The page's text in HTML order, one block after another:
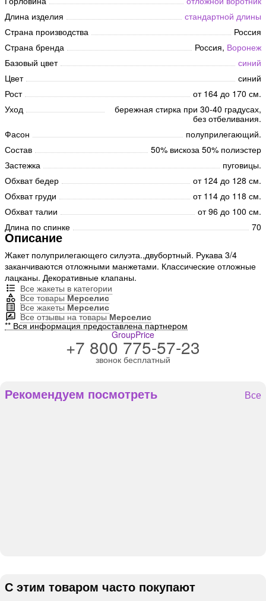
Длина изделия
стандартной длины
Страна производства
Россия
Страна бренда
Россия, Воронеж
Базовый цвет
синий
Цвет
синий
Рост
от 164 до 170 см.
Уход
бережная стирка при 30-40 градусах,
без отбеливания.
Фасон
полуприлегающий.
Состав
50% вискоза 50% полиэстер
Застежка
пуговицы.
Обхват бедер
от 124 до 128 см.
Обхват груди
от 114 до 118 см.
Обхват талии
от 96 до 100 см.
Длина по спинке
70
Описание
Жакет полуприлегающего силуэта.,двубортный. Рукава 3/4
заканчиваются отложными манжетами. Классические отложные
лацканы. Декоративные клапаны.
Все жакеты в категории
Все товарыМерселис
Все жакетыМерселис
Все отзывы на товарыМерселис
** Вся информация предоставлена партнером
GroupPrice
+7 800 775-57-23
звонок бесплатный
Рекомендуем посмотреть Все
С этим товаром часто покупают